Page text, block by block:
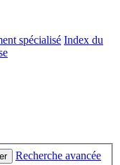
spécialisé Index du
Recherche avancée